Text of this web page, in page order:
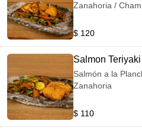
Zanahoria /
$ 120
Salmon
Salmón a la
Zanahoria
$ 110